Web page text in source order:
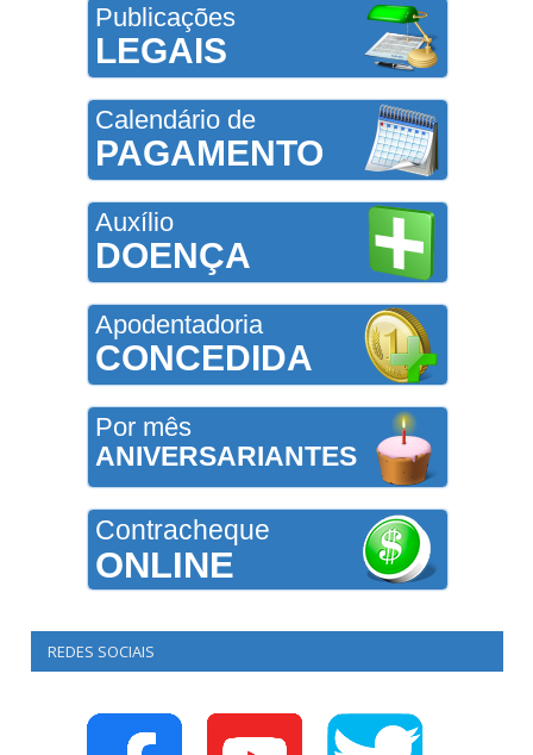
Publicações
LEGAIS
Calendário de
PAGAMENTO
Auxílio
DOENÇA
Apodentadoria
CONCEDIDA
Por mês
ANIVERSARIANTES
Contracheque
ONLINE
REDES SOCIAIS